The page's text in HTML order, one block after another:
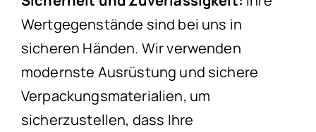
Wertgegenstände sind bei uns in
sicheren Händen. Wir verwenden
modernste Ausrüstung und sichere
Verpackungsmaterialien, um
sicherzustellen, dass Ihre